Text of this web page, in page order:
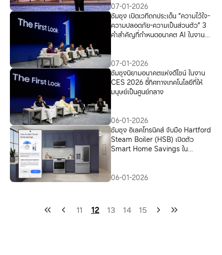
07-01-2026
ซัมซุง เปิดเวทีถกประเด็น “ความไว้ใจ-
ความปลอดภัย-ความเป็นส่วนตัว” 3
คำสำคัญที่กำหนดอนาคต AI ในงาน
07-01-2026
ซัมซุงนิยามอนาคตแห่งดีไซน์ ในงาน
CES 2026 ชี้ทิศทางเทคโนโลยีที่ให้
มนุษย์เป็นศูนย์กลาง
06-01-2026
ซัมซุง อิเลคโทรนิคส์ จับมือ Hartford
Steam Boiler (HSB) เปิดตัว
Smart Home Savings ใน
06-01-2026
11 12 13 14 15